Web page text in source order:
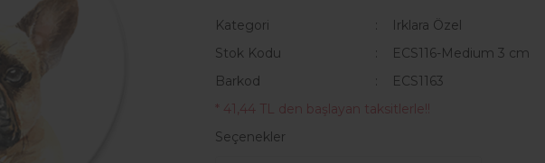
Kategori
Irklara Özel
Stok Kodu
ECS116-Medium 3 cm
Barkod
ECS1163
* 41,44 TL den başlayan taksitlerle!!
Seçenekler